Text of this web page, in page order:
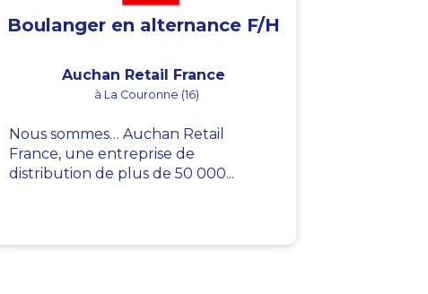
Boulanger en alternance F/H
Auchan Retail France
à La Couronne (16)
Nous sommes… Auchan Retail
France, une entreprise de
distribution de plus de 50 000...